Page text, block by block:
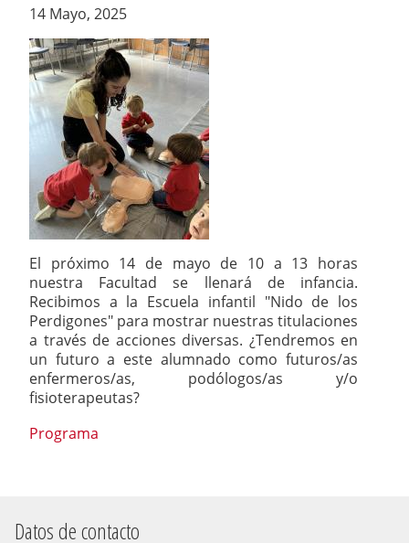
14 Mayo, 2025
El próximo 14 de mayo de 10 a 13 horas
nuestra Facultad se llenará de infancia.
Recibimos a la Escuela infantil "Nido de los
Perdigones" para mostrar nuestras titulaciones
a través de acciones diversas. ¿Tendremos en
un futuro a este alumnado como futuros/as
enfermeros/as, podólogos/as y/o
fisioterapeutas?
Programa
Datos de contacto